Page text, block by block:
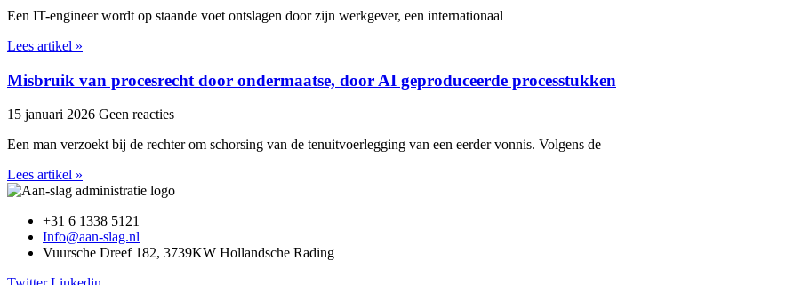
Een IT-engineer wordt op staande voet ontslagen door zijn werkgever, een internationaal
Lees artikel »
Misbruik van procesrecht door ondermaatse, door AI geproduceerde processtukken
15 januari 2026 Geen reacties
Een man verzoekt bij de rechter om schorsing van de tenuitvoerlegging van een eerder vonnis. Volgens de
Lees artikel »
+31 6 1338 5121
Info@aan-slag.nl
Vuursche Dreef 182, 3739KW Hollandsche Rading